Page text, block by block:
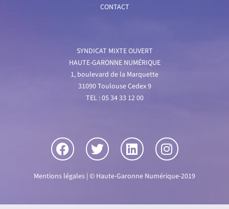
CONTACT
SYNDICAT MIXTE OUVERT
HAUTE-GARONNE NUMÉRIQUE
1, boulevard de la Marquette
31090 Toulouse Cedex 9
TEL : 05 34 33 12 00
Mentions légales | © Haute-Garonne Numérique-2019